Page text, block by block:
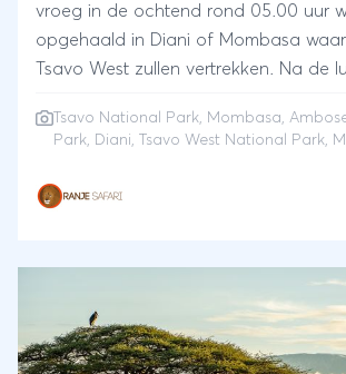
vroeg in de ochtend rond 05.00 uur
opgehaald in Diani of Mombasa
Tsavo West zullen vertrekken. Na de
waar we de kans krijgen om olifanten,
en verschillende plant- en
waaronder de bedreigde
terugkeren naar de accommodatie
overnachting.Premium
safari camp Tegen extra betaling
2: TSAVO WEST NATIONALE PARK
Tsavo National Park, Mombasa,
Park, Diani, Tsavo West National Park,